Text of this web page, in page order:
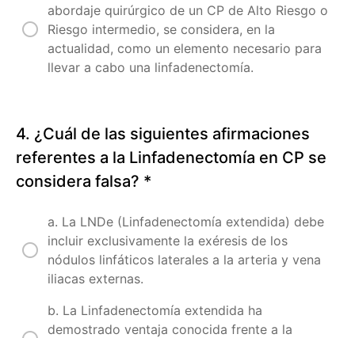
Sección
Nuevas
de
próstata
avanzado
Cáncer
de
Próstata
Expertos
abordaje quirúrgico de un CP de Alto Riesgo o
Riesgo intermedio, se considera, en la
actualidad, como un elemento necesario para
llevar a cabo una linfadenectomía.
4. ¿Cuál de las siguientes afirmaciones
referentes a la Linfadenectomía en CP se
considera falsa? *
a. La LNDe (Linfadenectomía extendida) debe
incluir exclusivamente la exéresis de los
nódulos linfáticos laterales a la arteria y vena
iliacas externas.
b. La Linfadenectomía extendida ha
demostrado ventaja conocida frente a la